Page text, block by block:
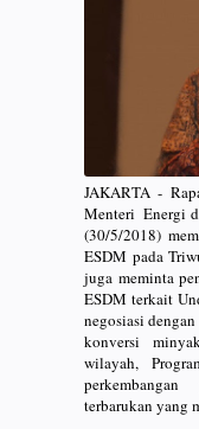
JAKARTA -
Menteri Energi
(30/5/2018)
ESDM pada
juga meminta
ESDM terkait
negosiasi
konversi
wilayah,
terbarukan yang